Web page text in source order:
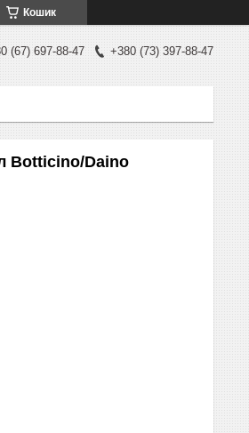
Кошик
(67) 697-88-47 +380 (73) 397-88-47
Botticino/Daino